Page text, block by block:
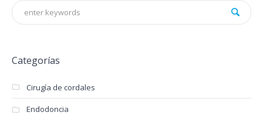
Categorías
Cirugía de cordales
Endodoncia